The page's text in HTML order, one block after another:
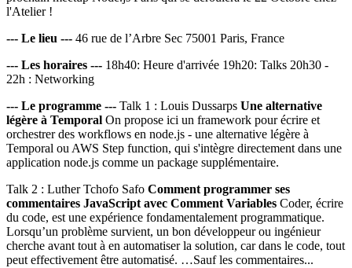
l'Atelier !
--- Le lieu --- 46 rue de l’Arbre Sec 75001 Paris, France
--- Les horaires --- 18h40: Heure d'arrivée 19h20: Talks 20h30 -
22h : Networking
--- Le programme --- Talk 1 : Louis Dussarps Une alternative
légère à Temporal On propose ici un framework pour écrire et
orchestrer des workflows en node.js - une alternative légère à
Temporal ou AWS Step function, qui s'intègre directement dans une
application node.js comme un package supplémentaire.
Talk 2 : Luther Tchofo Safo Comment programmer ses
commentaires JavaScript avec Comment Variables Coder, écrire
du code, est une expérience fondamentalement programmatique.
Lorsqu’un problème survient, un bon développeur ou ingénieur
cherche avant tout à en automatiser la solution, car dans le code, tout
peut effectivement être automatisé. …Sauf les commentaires...